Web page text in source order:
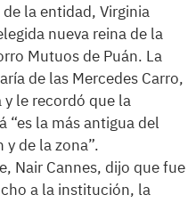
la entidad, Virginia
nueva reina de la
Mutuos de Puán. La
de las Mercedes Carro,
le recordó que la
“es la más antigua del
de la zona”.
Nair Cannes, dijo que fue
a la institución, la